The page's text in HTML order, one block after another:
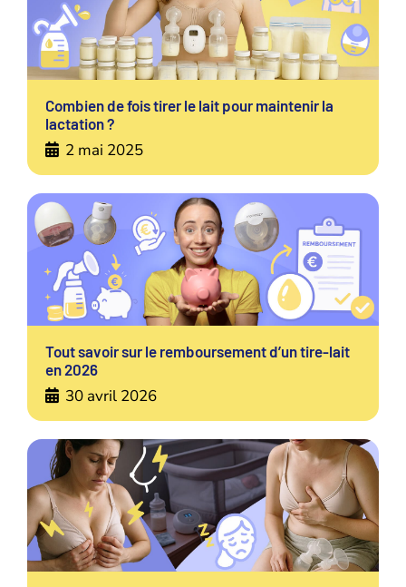
Combien de fois tirer le lait pour maintenir la
lactation ?
2 mai 2025
Tout savoir sur le remboursement d’un tire-lait
en 2026
30 avril 2026